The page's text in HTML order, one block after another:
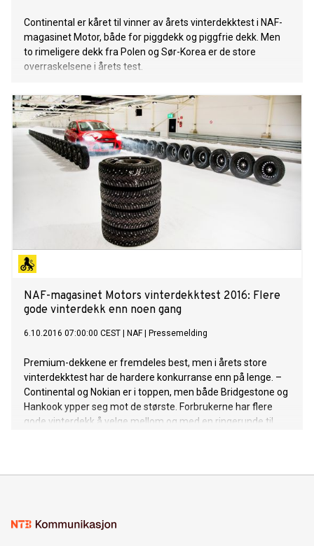
Continental er kåret til vinner av årets vinterdekktest i NAF-
magasinet Motor, både for piggdekk og piggfrie dekk. Men
to rimeligere dekk fra Polen og Sør-Korea er de store
overraskelsene i årets test.
NAF-magasinet Motors vinterdekktest 2016: Flere
gode vinterdekk enn noen gang
6.10.2016 07:00:00 CEST NAF| Pressemelding
Premium-dekkene er fremdeles best, men i årets store
vinterdekktest har de hardere konkurranse enn på lenge. –
Continental og Nokian er i toppen, men både Bridgestone og
Hankook ypper seg mot de største. Forbrukerne har flere
gode vinterdekk å velge mellom og med en ringerunde til